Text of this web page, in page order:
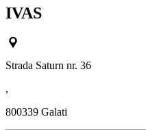
IVAS
Strada Saturn nr. 36
,
800339 Galati